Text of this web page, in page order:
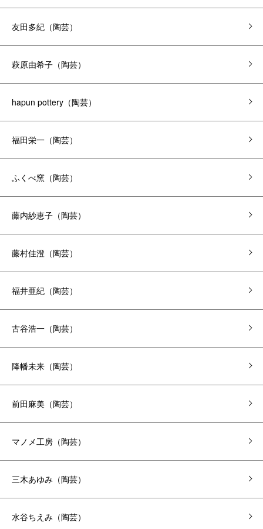
友田多紀（陶芸）
萩原由希子（陶芸）
hapun pottery（陶芸）
福田栄一（陶芸）
ふくべ窯（陶芸）
藤内紗恵子（陶芸）
藤村佳澄（陶芸）
福井亜紀（陶芸）
古谷浩一（陶芸）
降幡未来（陶芸）
前田麻美（陶芸）
マノメ工房（陶芸）
三木あゆみ（陶芸）
水谷ちえみ（陶芸）